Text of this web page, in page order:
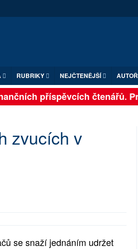
RUBRIKY NEJČTENĚJŠÍ
příspěvcích čtenářů.
zvucích v
se snaží jednáním udržet